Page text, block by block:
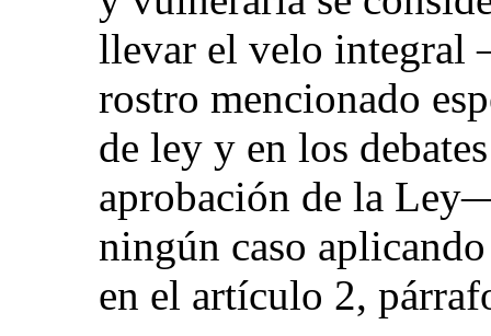
llevar el velo integral
rostro mencionado
de ley y en los
aprobación de la
ningún caso
en el artículo 2,